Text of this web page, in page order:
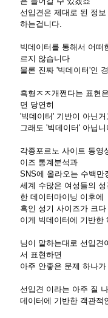
선입견은 제대로 된 정
하는겁니다.
빅데이터를 통해서 어떠
르지 않습니다
물론 진짜 '빅데이터'인
흑형ㅈㅈ개쩐다는 표현
면 당연히
'빅데이터' 기반이 아닌
그래도 '빅데이터' 아닙니
각종포르노 사이트 동영
이즈 통계분석과
SNS에 올라오는 수백만
세계 수많은 여성들의
한 데이터마이닝 이후에
흑인 성기 사이즈가 크
이게 빅데이터에 기반한
님이 말하는대로 선입견
서 표현하면
아주 안좋은 문제 하나
선입견 이라는 아주 질
데이터에 기반한 객관적